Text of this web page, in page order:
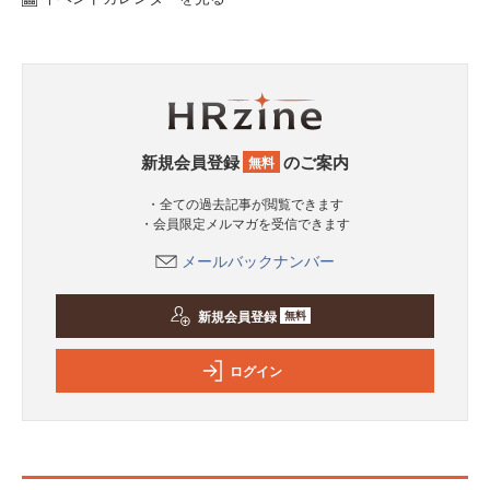
新規会員登録 無料 のご案内
・全ての過去記事が閲覧できます
・会員限定メルマガを受信できます
メールバックナンバー
新規会員登録 無料
ログイン